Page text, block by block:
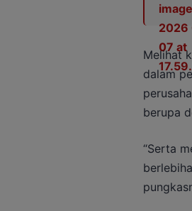
Melihat
dalam
berupa
“Serta